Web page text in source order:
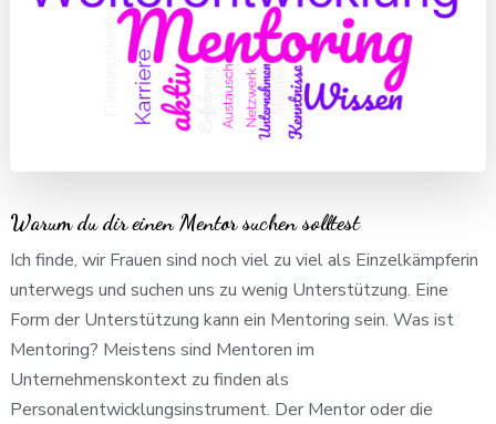
Warum du dir einen Mentor suchen solltest
Ich finde, wir Frauen sind noch viel zu viel als Einzelkämpferin
unterwegs und suchen uns zu wenig Unterstützung. Eine
Form der Unterstützung kann ein Mentoring sein. Was ist
Mentoring? Meistens sind Mentoren im
Unternehmenskontext zu finden als
Personalentwicklungsinstrument. Der Mentor oder die